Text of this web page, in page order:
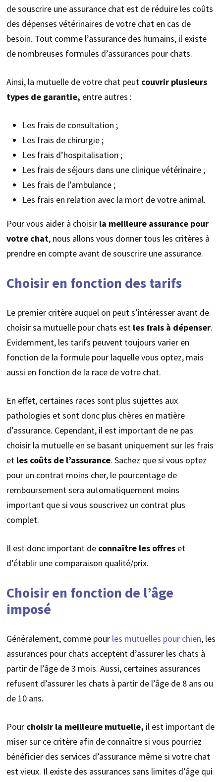
de souscrire une assurance chat est de réduire les coûts
des dépenses vétérinaires de votre chat en cas de
besoin. Tout comme l’assurance des humains, il existe
de nombreuses formules d’assurances pour chats.
Ainsi, la mutuelle de votre chat peut couvrir plusieurs
types de garantie, entre autres :
Les frais de consultation ;
Les frais de chirurgie ;
Les frais d’hospitalisation ;
Les frais de séjours dans une clinique vétérinaire ;
Les frais de l’ambulance ;
Les frais en relation avec la mort de votre animal.
Pour vous aider à choisir la meilleure assurance pour
votre chat, nous allons vous donner tous les critères à
prendre en compte avant de souscrire une assurance.
Choisir en fonction des tarifs
Le premier critère auquel on peut s’intéresser avant de
choisir sa mutuelle pour chats est les frais à dépenser.
Evidemment, les tarifs peuvent toujours varier en
fonction de la formule pour laquelle vous optez, mais
aussi en fonction de la race de votre chat.
En effet, certaines races sont plus sujettes aux
pathologies et sont donc plus chères en matière
d’assurance. Cependant, il est important de ne pas
choisir la mutuelle en se basant uniquement sur les frais
etles coûts de l’assurance. Sachez que si vous optez
pour un contrat moins cher, le pourcentage de
remboursement sera automatiquement moins
important que si vous souscrivez un contrat plus
complet.
Il est donc important de connaître les offres et
d’établir une comparaison qualité/prix.
Choisir en fonction de l’âge
imposé
Généralement, comme pour les mutuelles pour chien, les
assurances pour chats acceptent d’assurer les chats à
partir de l’âge de 3 mois. Aussi, certaines assurances
refusent d’assurer les chats à partir de l’âge de 8 ans ou
de 10 ans.
Pour choisir la meilleure mutuelle, il est important de
miser sur ce critère afin de connaître si vous pourriez
bénéficier des services d’assurance même si votre chat
est vieux. Il existe des assurances sans limites d’âge qui